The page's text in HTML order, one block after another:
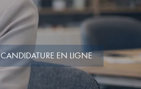
CANDIDATURE EN LIGNE